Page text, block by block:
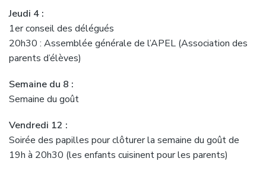
Jeudi 4 :
1er conseil des délégués
20h30 : Assemblée générale de l’APEL (Association des
parents d’élèves)
Semaine du 8 :
Semaine du goût
Vendredi 12 :
Soirée des papilles pour clôturer la semaine du goût de
19h à 20h30 (les enfants cuisinent pour les parents)